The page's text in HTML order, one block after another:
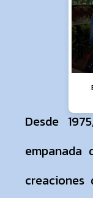
Desde
empanada